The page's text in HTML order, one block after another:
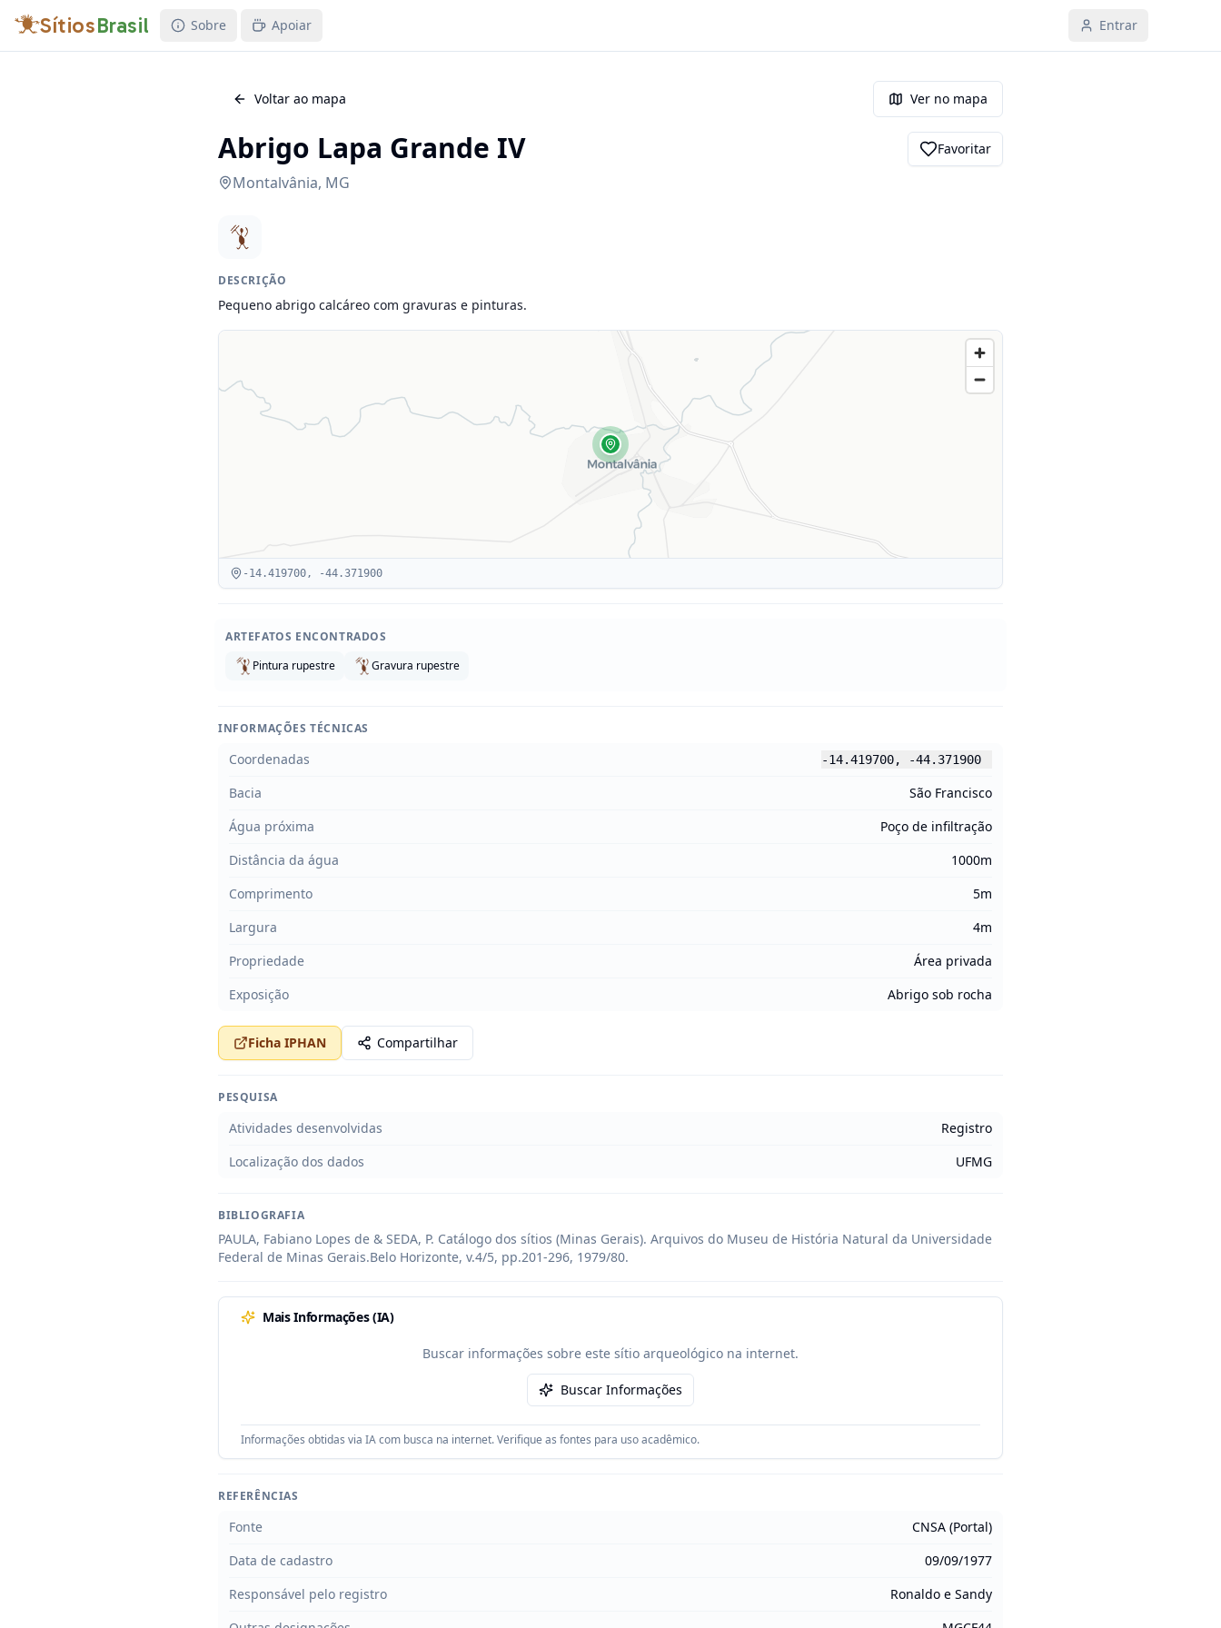
SítiosBrasil Sobre Apoiar Entrar
Voltar ao mapa Ver no mapa
Abrigo Lapa Grande IV
Montalvânia, MG
Favoritar
DESCRIÇÃO
Pequeno abrigo calcáreo com gravuras e pinturas.
-14.419700, -44.371900
ARTEFATOS ENCONTRADOS
Pintura rupestre
Gravura rupestre
INFORMAÇÕES TÉCNICAS
Coordenadas -14.419700, -44.371900
Bacia
São Francisco
Água próxima
Poço de infiltração
Distância da água
1000m
Comprimento
5m
Largura
4m
Propriedade
Área privada
Exposição
Abrigo sob rocha
Ficha IPHAN Compartilhar
PESQUISA
Atividades desenvolvidas
Registro
Localização dos dados
UFMG
BIBLIOGRAFIA
PAULA, Fabiano Lopes de & SEDA, P. Catálogo dos sítios (Minas Gerais). Arquivos do Museu de História Natural da Universidade
Federal de Minas Gerais.Belo Horizonte, v.4/5, pp.201-296, 1979/80.
Mais Informações (IA)
Buscar informações sobre este sítio arqueológico na internet.
Buscar Informações
Informações obtidas via IA com busca na internet. Verifique as fontes para uso acadêmico.
REFERÊNCIAS
Fonte
CNSA (Portal)
Data de cadastro
09/09/1977
Responsável pelo registro
Ronaldo e Sandy